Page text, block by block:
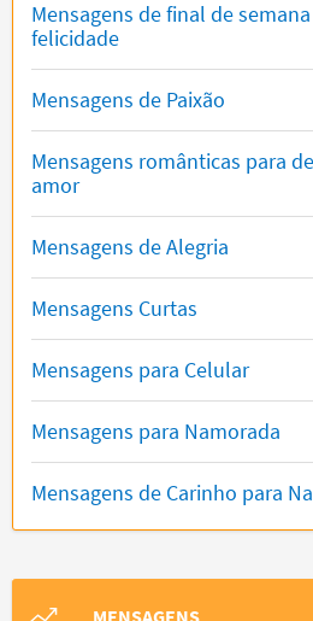
Mensagens de final de
felicidade
Mensagens de Paixão
Mensagens românticas para
amor
Mensagens de Alegria
Mensagens Curtas
Mensagens para Celular
Mensagens para Namorada
Mensagens de Carinho para